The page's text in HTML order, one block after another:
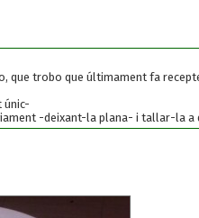
que trobo que últimament fa
únic-
-deixant-la plana- i tallar-la